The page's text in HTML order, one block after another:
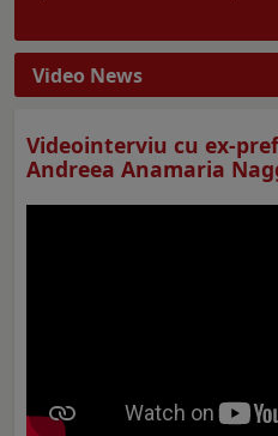
Video News
Videointerviu cu ex-
Andreea Anamaria